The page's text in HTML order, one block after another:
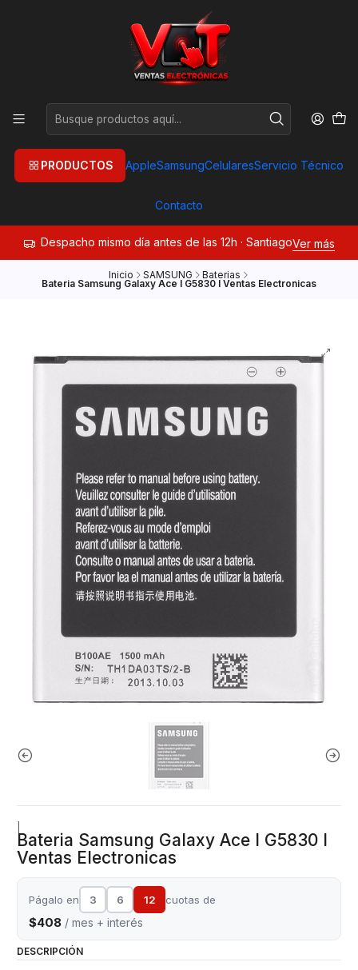
PRODUCTOS AppleSamsungCelularesServicio Técnico
Contacto
Despacho mismo día antes de las 12h · SantiagoVer más
Inicio SAMSUNG Baterias
Bateria Samsung Galaxy Ace I G5830 I Ventas Electronicas
Bateria Samsung Galaxy Ace I G5830 I
Ventas Electronicas
Págalo en 3 6 12 cuotas de
$408 / mes + interés
DESCRIPCIÓN